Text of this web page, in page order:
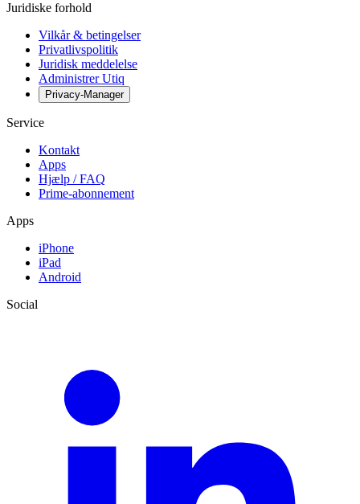
Juridiske forhold
Vilkår & betingelser
Privatlivspolitik
Juridisk meddelelse
Administrer Utiq
Privacy-Manager
Service
Kontakt
Apps
Hjælp / FAQ
Prime-abonnement
Apps
iPhone
iPad
Android
Social